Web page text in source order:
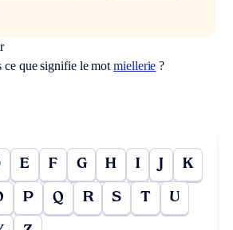
ce que signifie le motmiellerie ?
E F G H I J K
P Q R S T U